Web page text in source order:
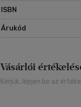
ISBN
Árukód
Vásárlói
Kérjük, lépjen be az